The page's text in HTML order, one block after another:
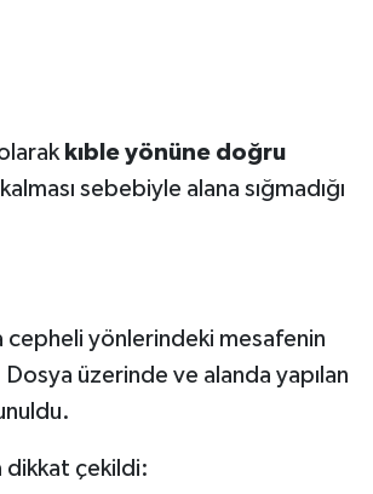
kıble yönüne doğru
sebebiyle alana sığmadığı
cepheli yönlerindeki mesafenin
üzerinde ve alanda yapılan
dikkat çekildi: